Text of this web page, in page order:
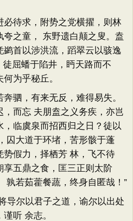
待求，附势之党横擢，则林
夸之童， 东野遗白颠之叟。盍
鹢首以涉洪流，蹈翠云以骇逸
屈蟠于陷井，眄天路而不
为乎秘丘。
，有来无反，难得易失。
，而忘 夫朋盍之义务疾，亦岂
，临虞泉而招西归之日？徒以
囚大道于环堵，苦形骸于蓬
势假力，择栖芳 林，飞不待
享五鼎之食，匡三正则太阶
孰若茹藿餐蔬，终身自匿哉！”
尔以君子之道，谕尔以出处
听 余志。